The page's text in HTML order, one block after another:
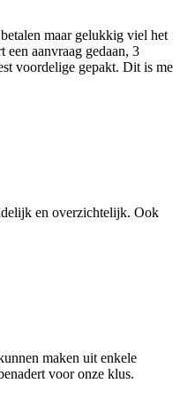
maar gelukkig viel het
een aanvraag gedaan, 3
voordelige gepakt. Dit is me
en overzichtelijk. Ook
maken uit enkele
voor onze klus.